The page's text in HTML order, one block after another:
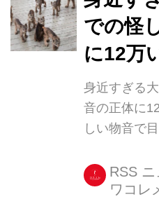
を書き、ナ
服しようと
火をつけた
草むらでガ
ら、黒い子
良猫と見ら
での怪
に12万
身近すぎる
音の正体に
しい物音で
モンだろう
大地ではま
RSS
ワコレ